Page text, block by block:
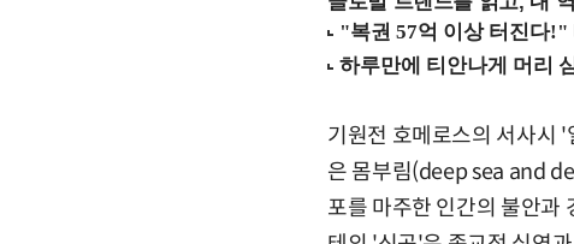
기원전 호메로스의 서사시 '
은 몸부림(deep sea and
포를 마주한 인간의 불안과